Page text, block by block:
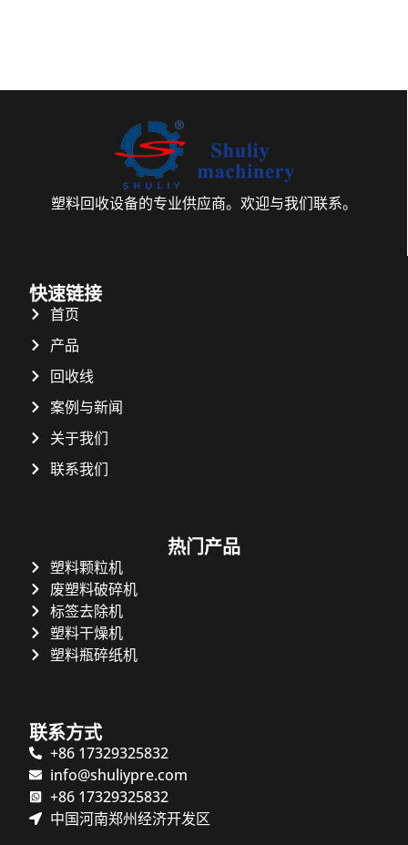
塑料回收设备的专业供应商。欢迎与我们联系。
快速链接
首页
产品
回收线
案例与新闻
关于我们
联系我们
热门产品
塑料颗粒机
废塑料破碎机
标签去除机
塑料干燥机
塑料瓶碎纸机
联系方式
+86 17329325832
info@shuliypre.com
+86 17329325832
中国河南郑州经济开发区